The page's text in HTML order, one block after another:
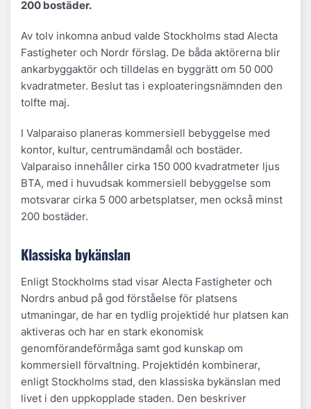
200 bostäder.
Av tolv inkomna anbud valde Stockholms stad Alecta
Fastigheter och Nordr förslag. De båda aktörerna blir
ankarbyggaktör och tilldelas en byggrätt om 50 000
kvadratmeter. Beslut tas i exploateringsnämnden den
tolfte maj.
I Valparaiso planeras kommersiell bebyggelse med
kontor, kultur, centrumändamål och bostäder.
Valparaiso innehåller cirka 150 000 kvadratmeter ljus
BTA, med i huvudsak kommersiell bebyggelse som
motsvarar cirka 5 000 arbetsplatser, men också minst
200 bostäder.
Klassiska bykänslan
Enligt Stockholms stad visar Alecta Fastigheter och
Nordrs anbud på god förståelse för platsens
utmaningar, de har en tydlig projektidé hur platsen kan
aktiveras och har en stark ekonomisk
genomförandeförmåga samt god kunskap om
kommersiell förvaltning. Projektidén kombinerar,
enligt Stockholms stad, den klassiska bykänslan med
livet i den uppkopp­lade staden. Den beskriver